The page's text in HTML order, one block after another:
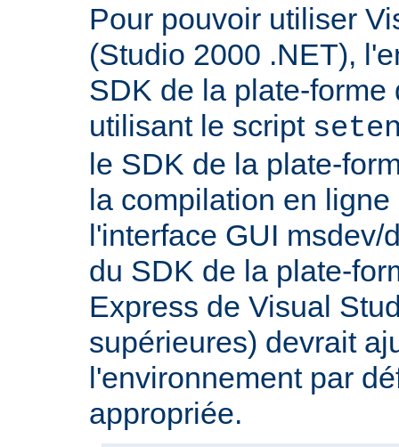
Pour pouvoir utiliser
(Studio 2000 .NET),
SDK de la plate-forme
utilisant le script
le SDK de la plate-
la compilation en
l'interface GUI msdev/
du SDK de la plate-
Express de Visual
supérieures) devrait
l'environnement par
appropriée.